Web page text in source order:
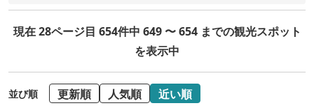
現在 28ページ目 654件中 649 〜 654 までの観光スポット
を表示中
並び順 更新順 人気順 近い順